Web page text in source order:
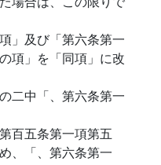
」及び「第六条第一
項」を「同項」に改
二中「、第六条第一
百五条第一項第五
、「、第六条第一